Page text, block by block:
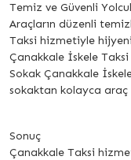
Temiz ve Güvenli
Araçların düzenli
Taksi hizmetiyle
Çanakkale İskele
Sokak Çanakkale
sokaktan kolayca araç
Sonuç
Çanakkale Taksi